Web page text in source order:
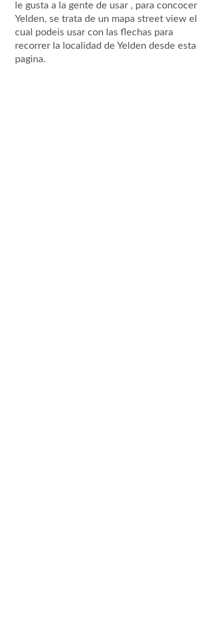
le gusta a la gente de usar , para concocer
Yelden, se trata de un mapa street view el
cual podeis usar con las flechas para
recorrer la localidad de Yelden desde esta
pagina.